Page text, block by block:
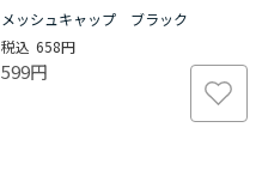
メッシュキャップ ブラック
658円
599円